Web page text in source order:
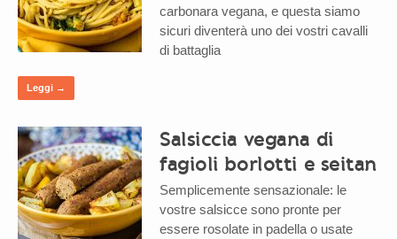
carbonara vegana, e questa siamo
sicuri diventerà uno dei vostri cavalli
di battaglia
Leggi →
Salsiccia vegana di
fagioli borlotti e seitan
Semplicemente sensazionale: le
vostre salsicce sono pronte per
essere rosolate in padella o usate